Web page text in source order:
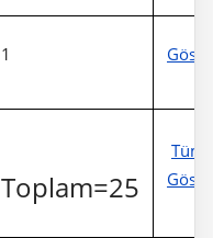
1
Toplam=25